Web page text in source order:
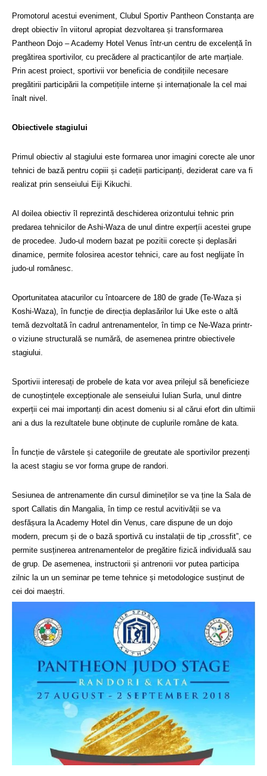
Promotorul acestui eveniment, Clubul Sportiv Pantheon Constanța are
drept obiectiv în viitorul apropiat dezvoltarea și transformarea
Pantheon Dojo – Academy Hotel Venus într-un centru de excelență în
pregătirea sportivilor, cu precădere al practicanților de arte marțiale.
Prin acest proiect, sportivii vor beneficia de condițiile necesare
pregătirii participării la competițiile interne și internaționale la cel mai
înalt nivel.
Obiectivele stagiului
Primul obiectiv al stagiului este formarea unor imagini corecte ale unor
tehnici de bază pentru copiii și cadeții participanți, deziderat care va fi
realizat prin senseiului Eiji Kikuchi.
Al doilea obiectiv îl reprezintă deschiderea orizontului tehnic prin
predarea tehnicilor de Ashi-Waza de unul dintre experțíi acestei grupe
de procedee. Judo-ul modern bazat pe pozitii corecte și deplasări
dinamice, permite folosirea acestor tehnici, care au fost neglijate în
judo-ul românesc.
Oportunitatea atacurilor cu întoarcere de 180 de grade (Te-Waza și
Koshi-Waza), în funcție de direcția deplasărilor lui Uke este o altă
temă dezvoltată în cadrul antrenamentelor, în timp ce Ne-Waza printr-
o viziune structurală se numără, de asemenea printre obiectivele
stagiului.
Sportivii interesați de probele de kata vor avea prilejul să beneficieze
de cunoștințele excepționale ale senseiului Iulian Surla, unul dintre
experții cei mai importanți din acest domeniu si al cărui efort din ultimii
ani a dus la rezultatele bune obținute de cuplurile române de kata.
În funcție de vârstele și categoriile de greutate ale sportivilor prezenți
la acest stagiu se vor forma grupe de randori.
Sesiunea de antrenamente din cursul dimineților se va ține la Sala de
sport Callatis din Mangalia, în timp ce restul acvitivății se va
desfășura la Academy Hotel din Venus, care dispune de un dojo
modern, precum și de o bază sportivă cu instalații de tip „crossfit”, ce
permite susținerea antrenamentelor de pregătire fizică individuală sau
de grup. De asemenea, instructorii și antrenorii vor putea participa
zilnic la un un seminar pe teme tehnice și metodologice susținut de
cei doi maeștri.